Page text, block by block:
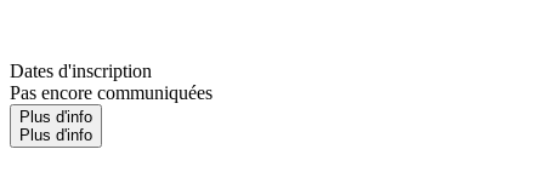
Dates d'inscription
Pas encore communiquées
Plus d'info
Plus d'info